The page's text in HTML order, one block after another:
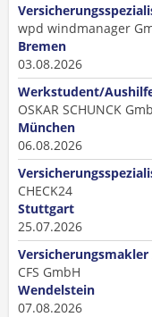
wpd windmanager
Bremen
03.08.2026
Werkstudent/
OSKAR SCHUNCK
München
06.08.2026
CHECK24
Stuttgart
25.07.2026
CFS GmbH
Wendelstein
07.08.2026